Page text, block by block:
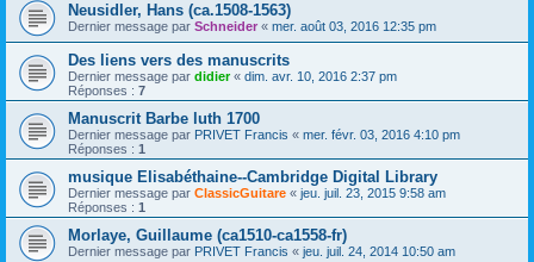
Neusidler, Hans (ca.1508-1563)
Dernier message par Schneider « mer. août 03, 2016 12:35 pm
Des liens vers des manuscrits
Dernier message par didier« dim. avr. 10, 2016 2:37 pm
Réponses : 7
Manuscrit Barbe luth 1700
Dernier message par PRIVET Francis « mer. févr. 03, 2016 4:10 pm
Réponses : 1
musique Elisabéthaine--Cambridge Digital Library
Dernier message par ClassicGuitare « jeu. juil. 23, 2015 9:58 am
Réponses : 1
Morlaye, Guillaume (ca1510-ca1558-fr)
Dernier message par PRIVET Francis « jeu. juil. 24, 2014 10:50 am